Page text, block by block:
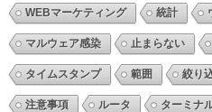
WEBマーケティング 統計
マルウェア感染 止まらない
タイムスタンプ 範囲 絞り
注意事項 ルータ ターミナ